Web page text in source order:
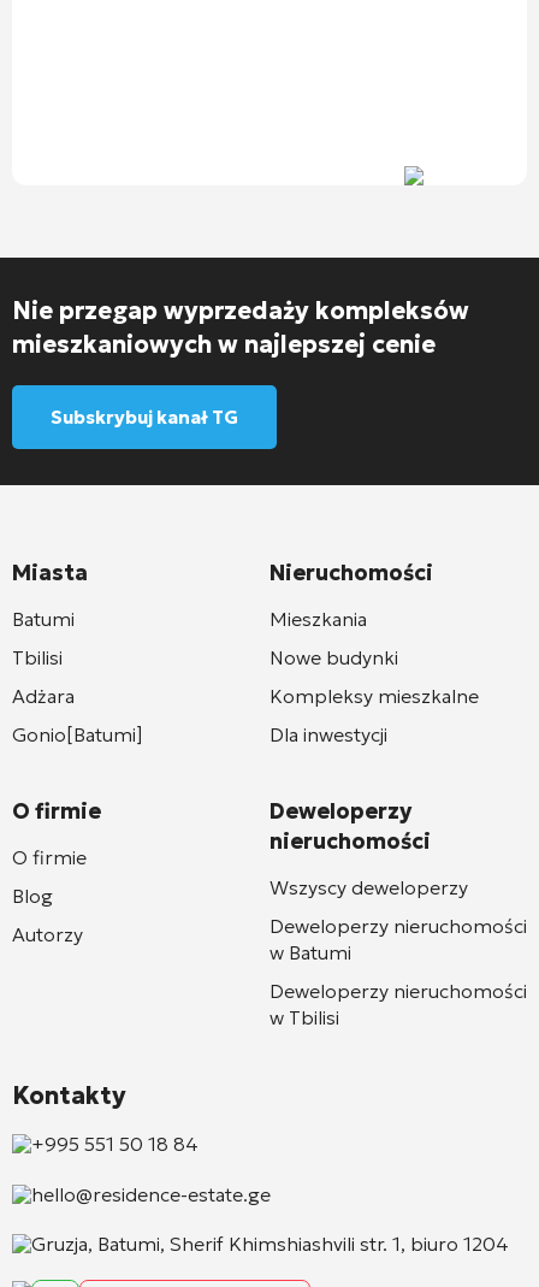
Nie przegap wyprzedaży kompleksów
mieszkaniowych w najlepszej cenie
Subskrybuj kanał TG
Miasta
Batumi
Tbilisi
Adżara
Gonio[Batumi]
O firmie
O firmie
Blog
Autorzy
Nieruchomości
Mieszkania
Nowe budynki
Kompleksy mieszkalne
Dla inwestycji
Deweloperzy
nieruchomości
Wszyscy deweloperzy
Deweloperzy nieruchomości
w Batumi
Deweloperzy nieruchomości
w Tbilisi
Kontakty
+995 551 50 18 84
hello@residence-estate.ge
Gruzja, Batumi, Sherif Khimshiashvili str. 1, biuro 1204